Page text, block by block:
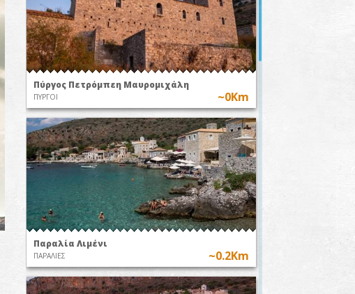
Πύργος Πετρόμπεη Μαυρομιχάλη
ΠΥΡΓΟΙ ~0Km
Παραλία Λιμένι
ΠΑΡΑΛΙΕΣ ~0.2Km